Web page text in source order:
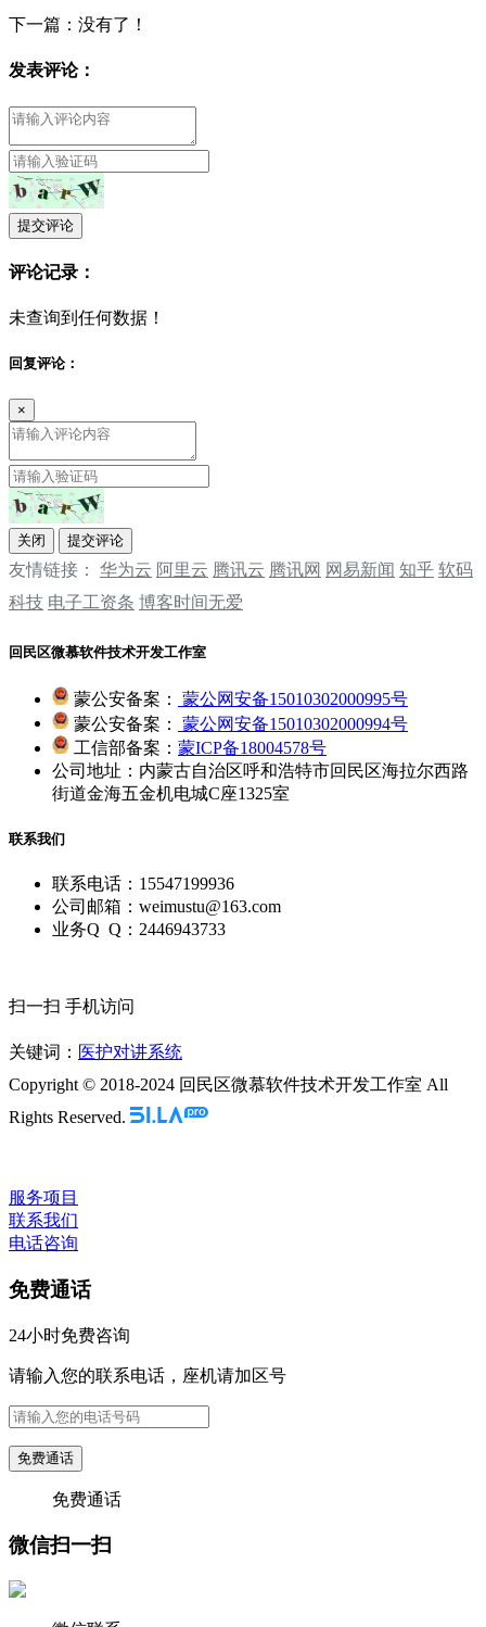
下一篇：没有了！
发表评论：
提交评论
评论记录：
未查询到任何数据！
回复评论：
×
关闭 提交评论
友情链接： 华为云 阿里云 腾讯云 ‌‌腾讯网 ‌‌网易新闻 ‌‌知乎 软码
科技 电子工资条 博客时间无爱
回民区微慕软件技术开发工作室
蒙公安备案：
蒙公网安备15010302000995号
蒙公安备案：
蒙公网安备15010302000994号
工信部备案： 蒙ICP备18004578号
公司地址：内蒙古自治区呼和浩特市回民区海拉尔西路
街道金海五金机电城C座1325室
联系我们
联系电话：15547199936
公司邮箱：weimustu@163.com
业务Q Q：2446943733
扫一扫 手机访问
关键词： 医护对讲系统
Copyright © 2018-2024 回民区微慕软件技术开发工作室 All
Rights Reserved.
服务项目
联系我们
电话咨询
免费通话
24小时免费咨询
请输入您的联系电话，座机请加区号
免费通话
免费通话
微信扫一扫